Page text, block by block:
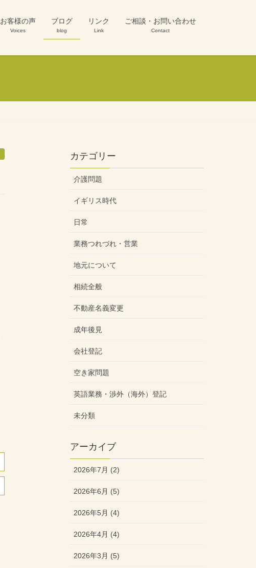
お客様の声
Voices
ブログ
blog
リンク
Link
ご相談・お問い合わせ
Contact
カテゴリー
介護問題
イギリス時代
日常
業務つれづれ・営業
地元について
相続全般
不動産名義変更
成年後見
会社登記
空き家問題
英語業務・渉外（海外）登記
未分類
アーカイブ
2026年7月 (2)
2026年6月 (5)
2026年5月 (4)
2026年4月 (4)
2026年3月 (5)